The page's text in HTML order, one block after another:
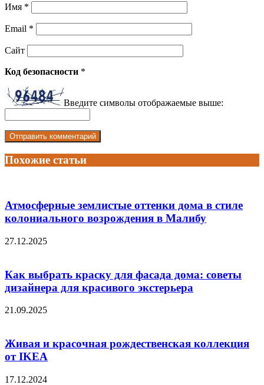
Имя *
Email *
Сайт
Код безопасности *
Введите символы отображаемые выше:
Похожие статьи
Атмосферные землистые оттенки дома в стиле
колониального возрождения в Малибу
27.12.2025
Как выбрать краску для фасада дома: советы
дизайнера для красивого экстерьера
21.09.2025
Живая и красочная рождественская коллекция
от IKEA
17.12.2024